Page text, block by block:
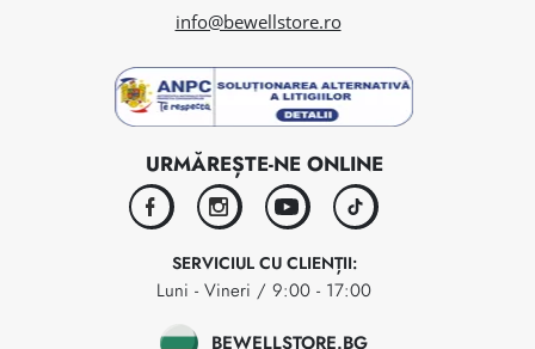
info@bewellstore.ro
URMĂREȘTE-NE ONLINE
facebookinstagramyoutubetiktok
SERVICIUL CU CLIENȚII:
Luni - Vineri / 9:00 - 17:00
BEWELLSTORE.BG